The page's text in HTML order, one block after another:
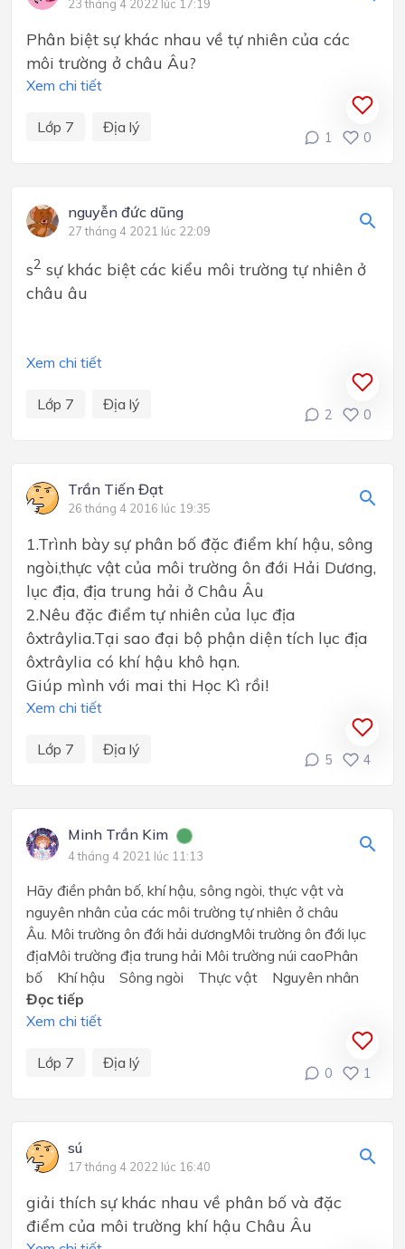
23 tháng 4 2022 lúc 17:19
Phân biệt sự khác nhau về tự nhiên của các
môi trường ở châu Âu?
Xem chi tiết
Lớp 7 Địa lý
1 0
nguyễn đức dũng
27 tháng 4 2021 lúc 22:09
s2 sự khác biệt các kiểu môi trường tự nhiên ở
châu âu
Xem chi tiết
Lớp 7 Địa lý
2 0
Trần Tiến Đạt
26 tháng 4 2016 lúc 19:35
1.Trình bày sự phân bố đặc điểm khí hậu, sông
ngòi,thực vật của môi trường ôn đới Hải Dương,
lục địa, địa trung hải ở Châu Âu
2.Nêu đặc điểm tự nhiên của lục địa
ôxtrâylia.Tại sao đại bộ phận diện tích lục địa
ôxtrâylia có khí hậu khô hạn.
Giúp mình với mai thi Học Kì rồi!
Xem chi tiết
Lớp 7 Địa lý
5 4
Minh Trần Kim
4 tháng 4 2021 lúc 11:13
Hãy điền phân bố, khí hậu, sông ngòi, thực vật và
nguyên nhân của các môi trường tự nhiên ở châu
Âu. Môi trường ôn đới hải dươngMôi trường ôn đới lục
địaMôi trường địa trung hải Môi trường núi caoPhân
bố Khí hậu Sông ngòi Thực vật Nguyên nhân
Đọc tiếp
Xem chi tiết
Lớp 7 Địa lý
0 1
sú
17 tháng 4 2022 lúc 16:40
giải thích sự khác nhau về phân bố và đặc
điểm của môi trường khí hậu Châu Âu